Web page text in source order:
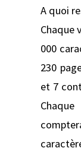
A quoi
Chaque
000
230
et 7